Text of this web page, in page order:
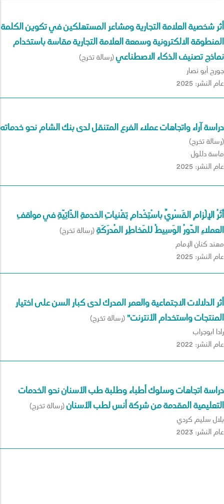
أثر شخصية العلامة التجارية ومشاعر المستهلكين في تكوين الكلمة
المنطوقة الالكترونية وسمعة العلامة التجارية مقاسة باستخدام
نماذج تصنيف الذكاء الاصطناعي(رسالة تخرج)
جورج أبو نصار
عام النشر: 2025
دراسة آراء واتجاهات عملاء الفرع المتنقل لدى بنك الشام نحو خدماته
(رسالة تخرج)
ماسة دللول
عام النشر: 2025
أَثَرُ الإِلْزامِ القَسْرِيِّ باسْتِخْدامِ تِقْنياتِ الخدمةِ الذّاتِيّةِ في مواقفِ
العملاءِ الدّورُ الوَسِيطُ للمَخاطِرِ المُدرَكَةِ(رسالة تخرج)
مهند كنان الإمام
عام النشر: 2025
أثر الدلالات الاجتماعية والعمر المدرك لدى كبار السن على اختيار
المنتجات واستخدام الأنترنت"(رسالة تخرج)
رادا ابوجراب
عام النشر: 2022
دراسة اتجاهات وسلوك أطباء وطلبة طب الأسنان نحو الخدمات
التعليمية المقدمة من شركة أنس لطب الأسنان(رسالة تخرج)
بلال سليم كردي
عام النشر: 2023